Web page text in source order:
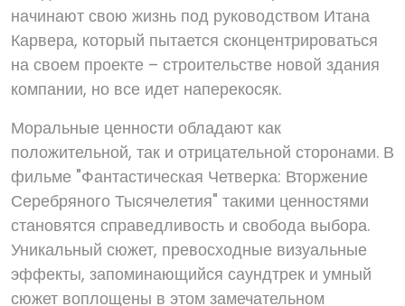
начинают свою жизнь под руководством Итана
Карвера, который пытается сконцентрироваться
на своем проекте – строительстве новой здания
компании, но все идет наперекосяк.
Моральные ценности обладают как
положительной, так и отрицательной сторонами. В
фильме "Фантастическая Четверка: Вторжение
Серебряного Тысячелетия" такими ценностями
становятся справедливость и свобода выбора.
Уникальный сюжет, превосходные визуальные
эффекты, запоминающийся саундтрек и умный
сюжет воплощены в этом замечательном